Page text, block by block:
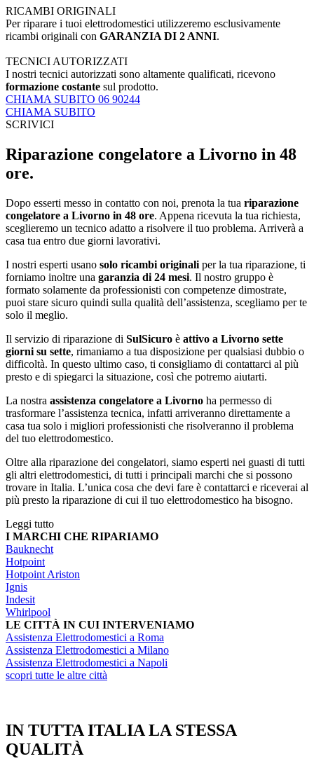
RICAMBI ORIGINALI
Per riparare i tuoi elettrodomestici utilizzeremo esclusivamente
ricambi originali con GARANZIA DI 2 ANNI.
TECNICI AUTORIZZATI
I nostri tecnici autorizzati sono altamente qualificati, ricevono
formazione costante sul prodotto.
CHIAMA SUBITO 06 90244
CHIAMA SUBITO
SCRIVICI
Riparazione congelatore a Livorno in 48
ore.
Dopo esserti messo in contatto con noi, prenota la tua riparazione
congelatore a Livorno in 48 ore. Appena ricevuta la tua richiesta,
sceglieremo un tecnico adatto a risolvere il tuo problema. Arriverà a
casa tua entro due giorni lavorativi.
I nostri esperti usano solo ricambi originali per la tua riparazione, ti
forniamo inoltre una garanzia di 24 mesi. Il nostro gruppo è
formato solamente da professionisti con competenze dimostrate,
puoi stare sicuro quindi sulla qualità dell’assistenza, scegliamo per te
solo il meglio.
Il servizio di riparazione di SulSicuro è attivo a Livorno sette
giorni su sette, rimaniamo a tua disposizione per qualsiasi dubbio o
difficoltà. In questo ultimo caso, ti consigliamo di contattarci al più
presto e di spiegarci la situazione, così che potremo aiutarti.
La nostra assistenza congelatore a Livorno ha permesso di
trasformare l’assistenza tecnica, infatti arriveranno direttamente a
casa tua solo i migliori professionisti che risolveranno il problema
del tuo elettrodomestico.
Oltre alla riparazione dei congelatori, siamo esperti nei guasti di tutti
gli altri elettrodomestici, di tutti i principali marchi che si possono
trovare in Italia. L’unica cosa che devi fare è contattarci e riceverai al
più presto la riparazione di cui il tuo elettrodomestico ha bisogno.
Leggi tutto
I MARCHI CHE RIPARIAMO
Bauknecht
Hotpoint
Hotpoint Ariston
Ignis
Indesit
Whirlpool
LE CITTÀ IN CUI INTERVENIAMO
Assistenza Elettrodomestici a Roma
Assistenza Elettrodomestici a Milano
Assistenza Elettrodomestici a Napoli
scopri tutte le altre città
IN TUTTA ITALIA LA STESSA
QUALITÀ